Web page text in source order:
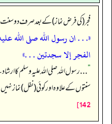
فجر (کی فرض نماز) کے بعد صرف دو سنت
«. . . ان رسول الله صلى الله
الفجر إلا سجدتين . . .»
”. . . رسول اللہ صلی اللہ علیہ وسلم کا
سنتوں کے علاوہ اور کوئی (نفل) نماز
142]